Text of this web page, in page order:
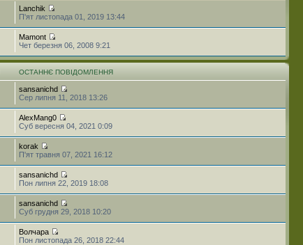
Lanchik
П'ят листопада 01, 2019 13:44
Mamont
Чет березня 06, 2008 9:21
ОСТАННЄ ПОВІДОМЛЕННЯ
sansanichd
Сер липня 11, 2018 13:26
AlexMang0
Суб вересня 04, 2021 0:09
korak
П'ят травня 07, 2021 16:12
sansanichd
Пон липня 22, 2019 18:08
sansanichd
Суб грудня 29, 2018 10:20
Волчара
Пон листопада 26, 2018 22:44